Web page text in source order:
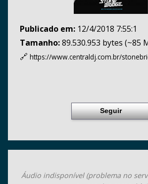
Publicado em: 12/4/2018 7:55:1
Tamanho:89.530.953 bytes (~85
🔗 https://www.centraldj.com.br/
Seguir
Áudio indisponível (problema no